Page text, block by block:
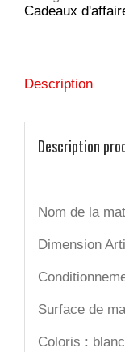
Cadeaux
Description
Description
Nom de la
Dimension
Surface de
Coloris :